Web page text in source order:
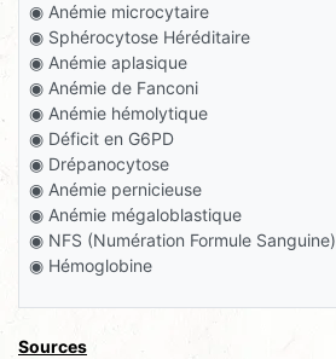
◉ Anémie microcytaire
◉ Sphérocytose Héréditaire
◉ Anémie aplasique
◉ Anémie de Fanconi
◉ Anémie hémolytique
◉ Déficit en G6PD
◉ Drépanocytose
◉ Anémie pernicieuse
◉ Anémie mégaloblastique
◉ NFS (Numération Formule Sanguine)
◉ Hémoglobine
Sources